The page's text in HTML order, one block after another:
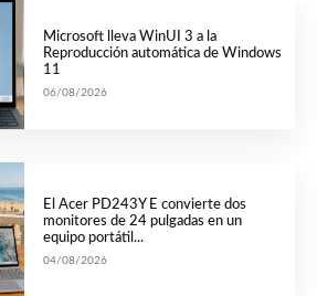
Microsoft lleva WinUI 3 a la
Reproducción automática de Windows
11
06/08/2026
El Acer PD243Y E convierte dos
monitores de 24 pulgadas en un
equipo portátil...
04/08/2026